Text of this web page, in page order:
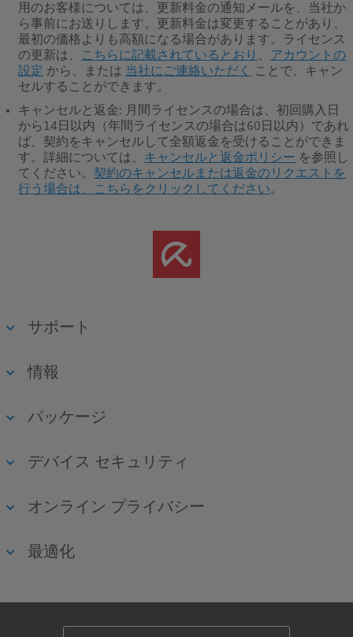
用のお客様については、更新料金の通知メールを、当社か
ら事前にお送りします。更新料金は変更することがあり、
最初の価格よりも高額になる場合があります。ライセンス
の更新は、
こちらに記載されているとおり 、
アカウントの
設定 から、または 当社にご連絡いただく
ことで、キャン
セルすることができます。
キャンセルと返金: 月間ライセンスの場合は、初回購入日
から14日以内（年間ライセンスの場合は60日以内）であれ
ば、契約をキャンセルして全額返金を受けることができま
す。 詳細については、 キャンセルと返金ポリシー を参照し
てください。 契約のキャンセルまたは返金のリクエストを
行う場合は、こちらをクリックしてください。
サポート
情報
パッケージ
デバイス セキュリティ
オンライン プライバシー
最適化